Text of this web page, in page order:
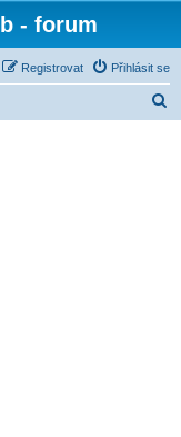
- forum
Přihlásit se
Registrovat